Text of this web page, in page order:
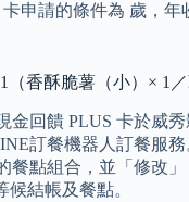
申請的條件為 歲，年
香酥脆薯（小）× 1
回饋 PLUS 卡於威
訂餐機器人訂餐服
餐點組合，並「修改
結帳及餐點。